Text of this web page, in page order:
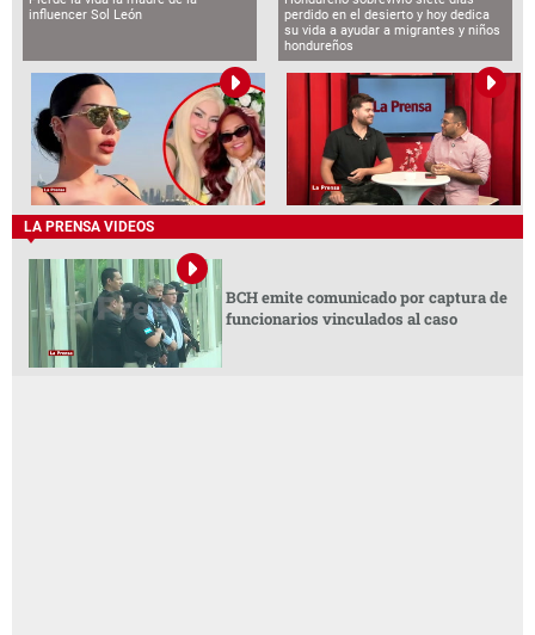
influencer Sol León
perdido en el desierto y hoy dedica
su vida a ayudar a migrantes y niños
hondureños
LA PRENSA VIDEOS
BCH emite comunicado por captura de
funcionarios vinculados al caso